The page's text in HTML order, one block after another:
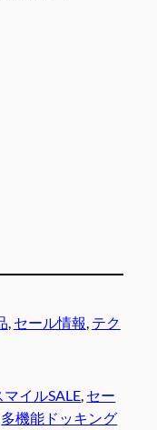
, セール情報, テク
マイルSALE, セー
多機能ドッキング